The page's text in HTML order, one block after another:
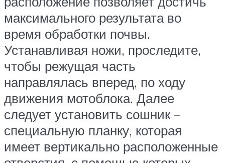
максимального результата во
время обработки почвы.
Устанавливая ножи, проследите,
чтобы режущая часть
направлялась вперед, по ходу
движения мотоблока. Далее
следует установить сошник –
специальную планку, которая
имеет вертикально расположенные